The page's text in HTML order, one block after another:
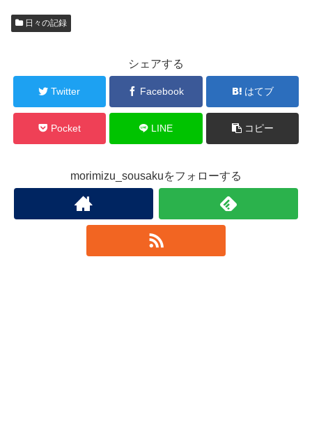
日々の記録
シェアする
Twitter Facebook はてブ
Pocket LINE コピー
morimizu_sousakuをフォローする